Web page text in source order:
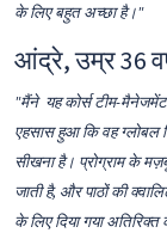
के लिए बहुत अच्छा है।"
आंद्रे, उम्र 36
"मैंने यह कोर्स टीम-
एहसास हुआ कि वह
सीखना है। प्रोग्राम के
जाती है, और पाठों की
के लिए दिया गया